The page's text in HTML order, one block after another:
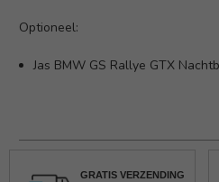
Optioneel:
Jas BMW GS Rallye GTX
GRATIS VERZENDING